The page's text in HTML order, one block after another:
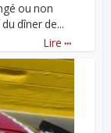
ou non
dîner de...
Lire ...